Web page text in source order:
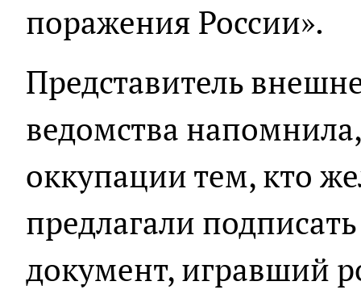
поражения России».
Представитель
ведомства
оккупации тем, кто
предлагали
документ, игравший